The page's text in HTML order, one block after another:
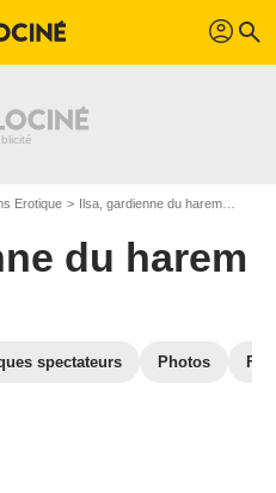
profil search
Erotique Ilsa, gardienne du harem
du harem
spectateurs Photos